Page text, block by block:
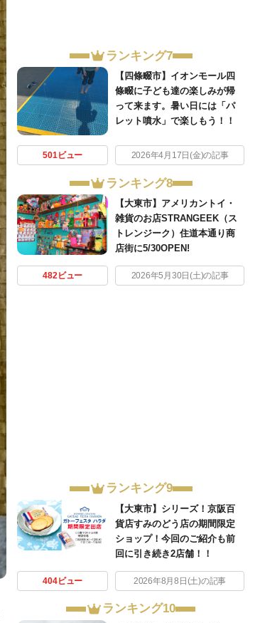
ランキング7
【四條畷市】イオンモール四
條畷に子ども達の楽しみが帰
って来ます。暑い日には「パ
レット噴水」で楽しもう！！
501ビュー 2026年4月17日(金)の記事
ランキング8
【大東市】アメリカントイ・
雑貨のお店STRANGEEK（ス
トレンジーク）住道本通り商
店街に5/30OPEN!
482ビュー 2026年5月30日(土)の記事
ランキング9
【大東市】シリーズ！京阪百
貨店すみのどう店の期間限定
ショップ！今回のご紹介も前
回に引き続き2店舗！！
404ビュー 2026年8月8日(土)の記事
ランキング10